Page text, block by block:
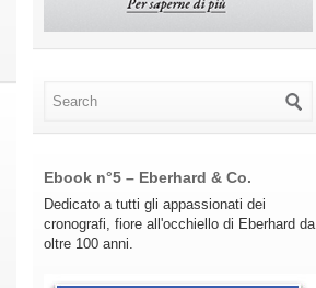
Ebook n°5 – Eberhard & Co.
Dedicato a tutti gli appassionati dei
cronografi, fiore all'occhiello di Eberhard da
oltre 100 anni.